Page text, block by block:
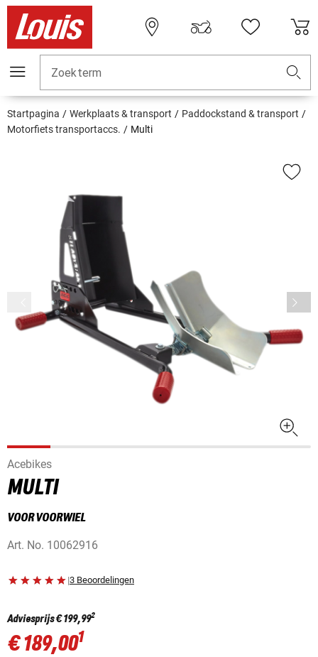
Zoekterm
Startpagina Werkplaats & transport
Paddockstand & transport
Motorfiets transportaccs.
Multi
Acebikes
MULTI
VOOR VOORWIEL
Art. No. 10062916
|3 Beoordelingen
Adviesprijs€ 199,992
€ 189,001